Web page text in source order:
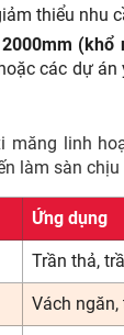
thiểu nhu
(khổ
các dự
măng linh
làm sàn chịu
Ứng dụng
Trần thả,
Vách